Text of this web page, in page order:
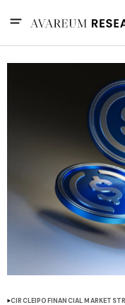
CIRCLEIPOFINANCIAL MARKETS